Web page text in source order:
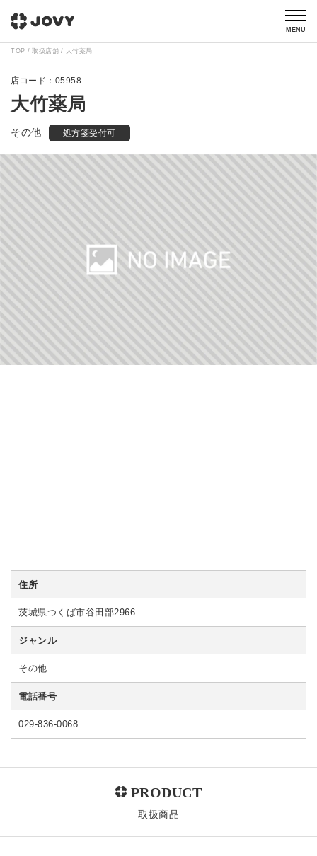
MENU
TOP 取扱店舗 大竹薬局
05958
大竹薬局
その他 処方箋受付可
住所
茨城県つくば市谷田部2966
ジャンル
その他
電話番号
029-836-0068
取扱商品